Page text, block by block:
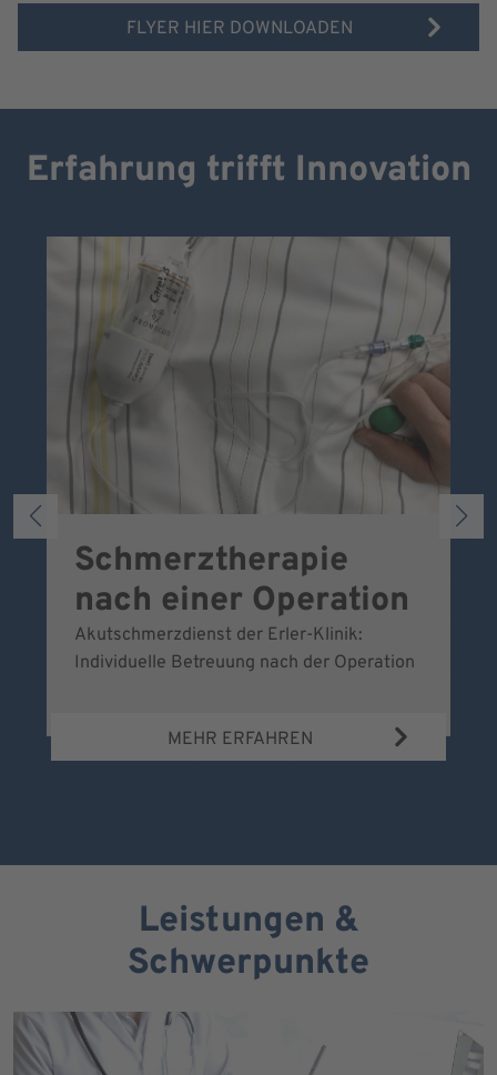
FLYER HIER DOWNLOADEN
Erfahrung trifft Innovation
Schmerztherapie
nach einer Operation
Akutschmerzdienst der Erler-Klinik:
Individuelle Betreuung nach der Operation
MEHR ERFAHREN
Leistungen &
Schwerpunkte